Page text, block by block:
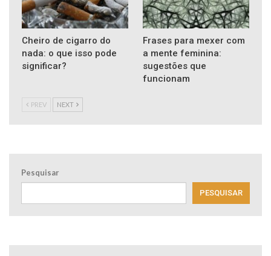
Cheiro de cigarro do
nada: o que isso pode
significar?
Frases para mexer com
a mente feminina:
sugestões que
funcionam
PREV NEXT
Pesquisar
PESQUISAR